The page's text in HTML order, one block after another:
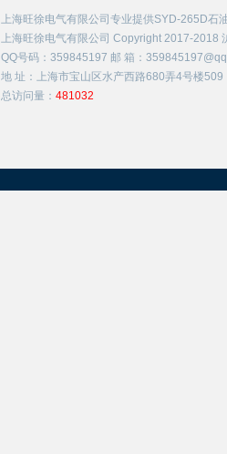
上海旺徐电气有限公司专业提供SYD-265D
上海旺徐电气有限公司 Copyright 2017-2018
QQ号码：359845197 邮 箱：
地 址：上海市宝山区水产西路680弄4号楼509
总访问量： 481032